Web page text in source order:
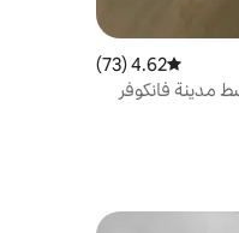
متوسط التقييم 4.62 من 5، 73 مراجعات
4.62 (73)
مدينة فانكوفر